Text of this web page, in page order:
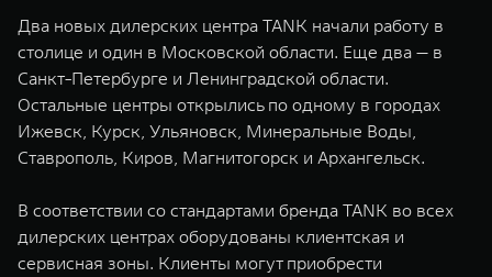
Расширяя границы комфорта
от 6 149 000 ₽
Эстетика
от 5 699
Два новых дилерских центра TANK начали работу в
столице и один в Московской области. Еще два — в
Санкт-Петербурге и Ленинградской области.
Остальные центры открылись по одному в городах
Ижевск, Курск, Ульяновск, Минеральные Воды,
Ставрополь, Киров, Магнитогорск и Архангельск.
В соответствии со стандартами бренда TANK во всех
дилерских центрах оборудованы клиентская и
сервисная зоны. Клиенты могут приобрести